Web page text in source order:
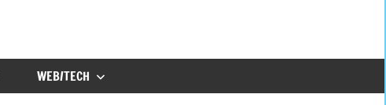
WEB/TECH